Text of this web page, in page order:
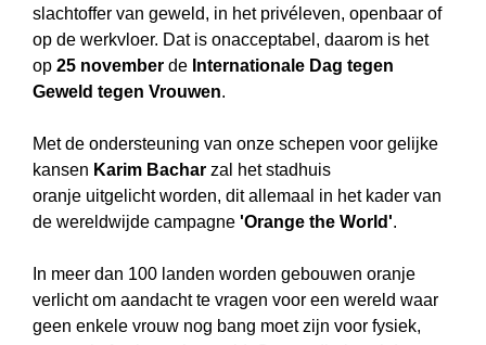
slachtoffer van geweld, in het privéleven, openbaar of
op de werkvloer. Dat is onacceptabel, daarom is het
op25 november de Internationale Dag tegen
Geweld tegen Vrouwen.
Met de ondersteuning van onze schepen voor gelijke
kansen Karim Bacharzal het stadhuis
oranje uitgelicht worden, dit allemaal in het kader van
de wereldwijde campagne'Orange the World'.
In meer dan 100 landen worden gebouwen oranje
verlicht om aandacht te vragen voor een wereld waar
geen enkele vrouw nog bang moet zijn voor fysiek,